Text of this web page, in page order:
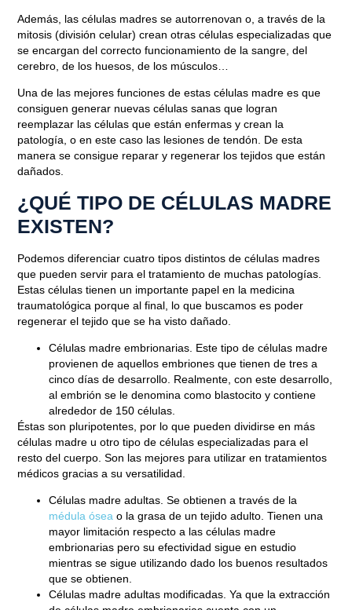
CAMDE: PIONEROS EN
MEDICINA REGENERATIVA
Mayo 21, 2021
Además, las células madres se autorrenovan o, a través de la
mitosis (división celular) crean otras células especializadas que
se encargan del correcto funcionamiento de la sangre, del
cerebro, de los huesos, de los músculos…
Una de las mejores funciones de estas células madre es que
consiguen generar nuevas células sanas que logran
reemplazar las células que están enfermas y crean la
patología, o en este caso las lesiones de tendón. De esta
manerase consigue reparar y regenerar los tejidos que están
dañados
¿QUÉ TIPO DE CÉLULAS MADRE
EXISTEN?
Podemos diferenciarcuatro tipos distintos de células madres
que pueden servir para el tratamiento de muchas patologías.
Estas célulastienen un importante papel en la medicina
traumatológica porque al final, lo que buscamos es poder
regenerar el tejido que se ha visto dañado.
Células madre embrionarias . Este tipo de células madre
provienen de aquellos embriones que tienen de tres a
cinco días de desarrollo . Realmente, con este desarrollo,
al embriónse le denomina como blastocito ycontiene
alrededor de 150 células
Éstasson pluripotentes , por lo que pueden dividirse en más
células madre u otro tipo de células especializadas para el
resto del cuerpo.Son las mejores para utilizar en tratamientos
médicos gracias a su versatilidad.
Células madre adultas. Se obtienena través de la
médula ósea o la grasa de un tejido adulto. Tienen una
mayor limitación respecto a las células madre
embrionarias pero su efectividad sigue en estudio
mientras se sigue utilizando dado los buenos resultados
que se obtienen.
Células madre adultas modificadas. Ya que la extracción